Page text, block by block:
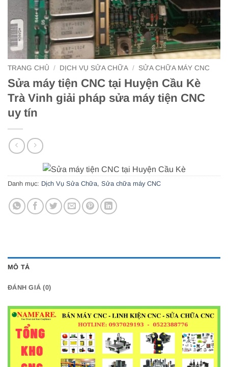
TRANG CHỦ / DỊCH VỤ SỬA CHỮA / SỬA CHỮA MÁY CNC
Sửa máy tiện CNC tại Huyện Cầu Kè
Trà Vinh giải pháp sửa máy tiện CNC
uy tín
Danh mục: Dịch Vụ Sửa Chữa, Sửa chữa máy CNC
MÔ TẢ
ĐÁNH GIÁ (0)